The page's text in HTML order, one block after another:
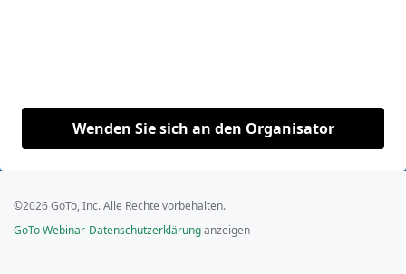
Wenden Sie sich an den Organisator
©2026 GoTo, Inc. Alle Rechte vorbehalten.
GoTo Webinar-Datenschutzerklärunganzeigen